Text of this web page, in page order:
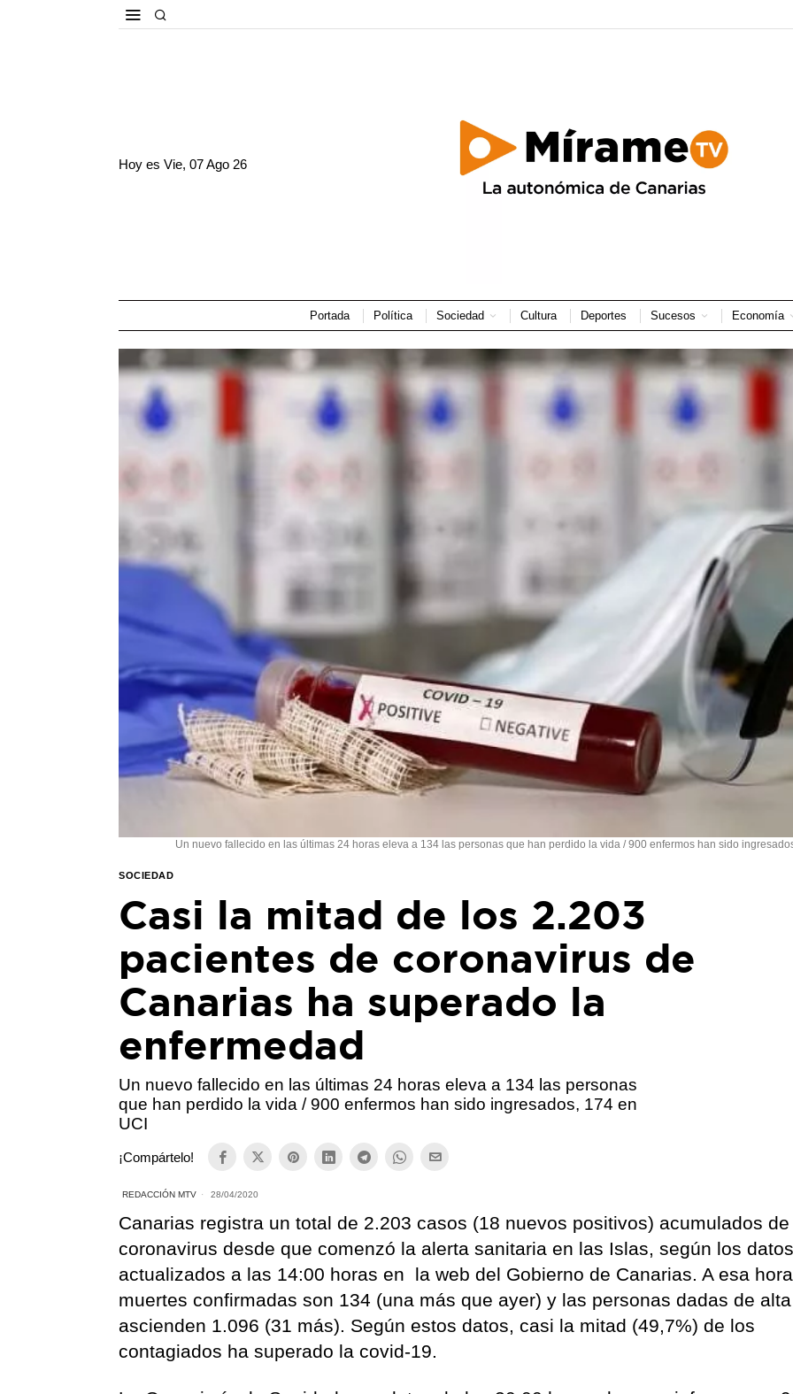
Hoy esVie, 07 Ago 26
Portada Política Sociedad Cultura Deportes Sucesos Economía
Un nuevo fallecido en las últimas 24 horas eleva a 134 las personas que han perdido la vida / 900 enfermos han sido
SOCIEDAD
Casi la mitad de los 2.203
pacientes de coronavirus de
Canarias ha superado la
enfermedad
Un nuevo fallecido en las últimas 24 horas eleva a 134 las personas
que han perdido la vida / 900 enfermos han sido ingresados, 174 en
UCI
¡Compártelo!
REDACCIÓN MTV 28/04/2020
Canarias registra un total de 2.203 casos (18 nuevos positivos) acumulados de
coronavirus desde que comenzó la alerta sanitaria en las Islas, según los
actualizados a las 14:00 horas en la web del Gobierno de Canarias. A esa
muertes confirmadas son 134 (una más que ayer) y las personas dadas de alta
ascienden 1.096 (31 más). Según estos datos, casi la mitad (49,7%) de los
contagiados ha superado la covid-19.